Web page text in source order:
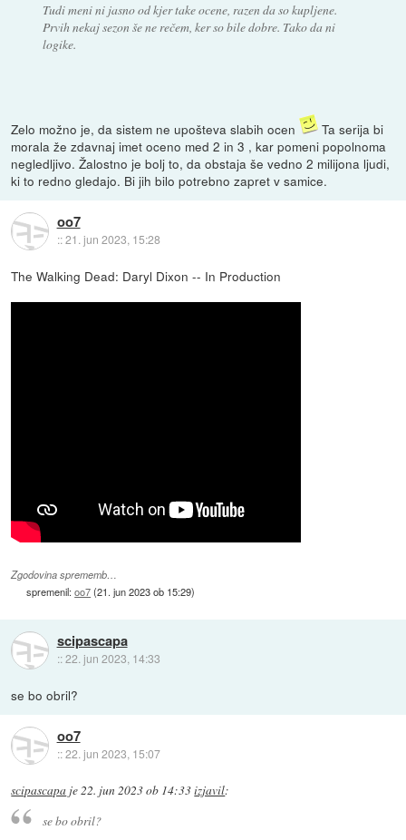
Tudi meni ni jasno od kjer take ocene, razen da so kupljene.
Prvih nekaj sezon še ne rečem, ker so bile dobre. Tako da ni
logike.
Zelo možno je, da sistem ne upošteva slabih ocen
Ta serija bi
morala že zdavnaj imet oceno med 2 in 3 , kar pomeni popolnoma
negledljivo. Žalostno je bolj to, da obstaja še vedno 2 milijona ljudi,
ki to redno gledajo. Bi jih bilo potrebno zapret v samice.
oo7
::21. jun 2023, 15:28
The Walking Dead: Daryl Dixon -- In Production
Zgodovina sprememb…
spremenil:oo7(21. jun 2023 ob 15:29)
scipascapa
::22. jun 2023, 14:33
se bo obril?
oo7
::22. jun 2023, 15:07
scipascapa je22. jun 2023 ob 14:33izjavil:
se bo obril?